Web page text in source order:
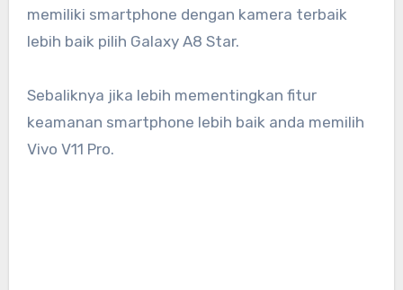
memiliki smartphone dengan kamera terbaik
lebih baik pilih Galaxy A8 Star.
Sebaliknya jika lebih mementingkan fitur
keamanan smartphone lebih baik anda memilih
Vivo V11 Pro.